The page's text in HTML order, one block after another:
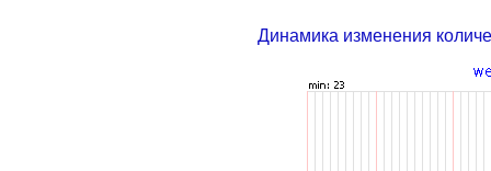
Динамика изменения